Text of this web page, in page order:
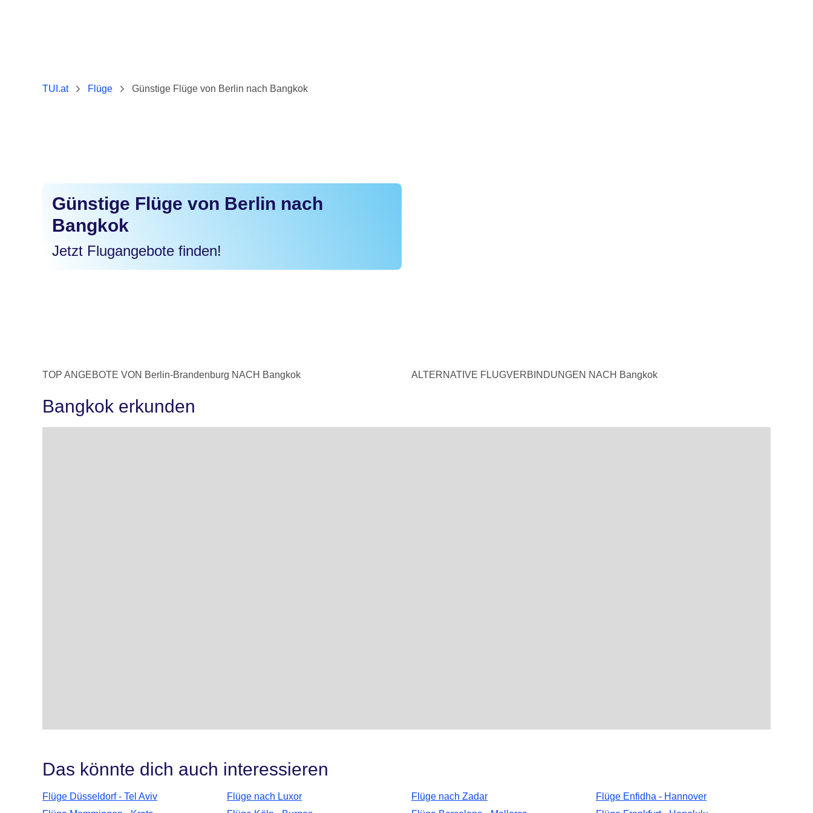
TUI.at Flüge Günstige Flüge von Berlin nach Bangkok
Günstige Flüge von Berlin nach
Bangkok
Jetzt Flugangebote finden!
TOP ANGEBOTE VON Berlin-Brandenburg NACH Bangkok ALTERNATIVE FLUGVERBINDUNGEN NACH Bangkok
Bangkok erkunden
Das könnte dich auch interessieren
Flüge Düsseldorf - Tel Aviv Flüge nach Luxor Flüge nach Zadar
Flüge Enfidha - Hannover